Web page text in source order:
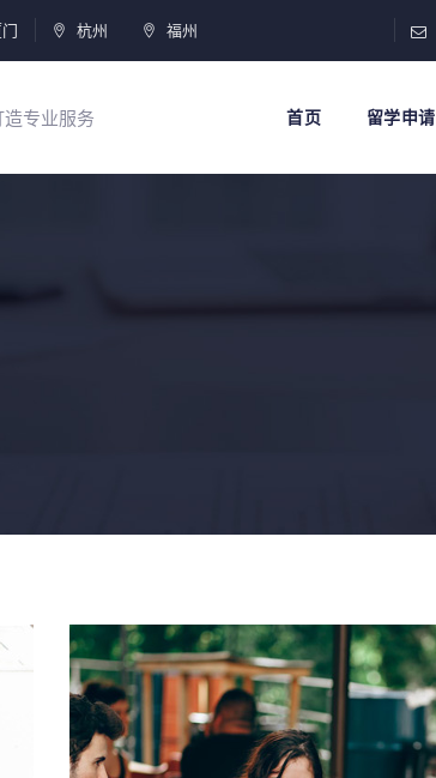
杭州 福州
专业服务 首页 留学申请